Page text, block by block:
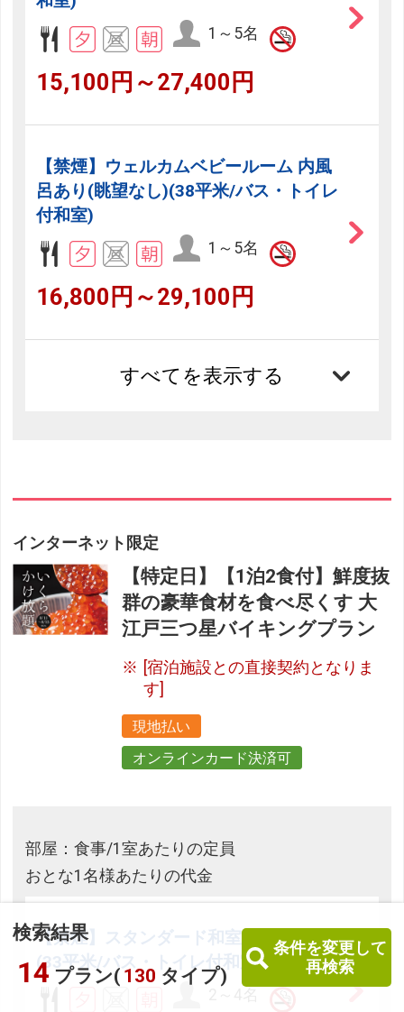
検索結果
14 プラン( 130 タイプ)
条件を変更して
再検索
1～5名
15,100円～27,400円
【禁煙】ウェルカムベビールーム 内風
呂あり(眺望なし)(38平米/バス・トイレ
付和室)
1～5名
16,800円～29,100円
すべてを表示する
インターネット限定
【特定日】【1泊2食付】鮮度抜
群の豪華食材を食べ尽くす 大
江戸三つ星バイキングプラン
[宿泊施設との直接契約となりま
す]
現地払い
オンラインカード決済可
部屋：食事/1室あたりの定員
おとな1名様あたりの代金
【禁煙】スタンダード和室 内風呂あり
(33平米/バス・トイレ付和室)